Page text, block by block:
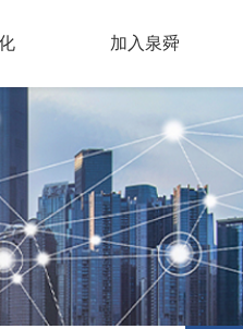
加入泉舜